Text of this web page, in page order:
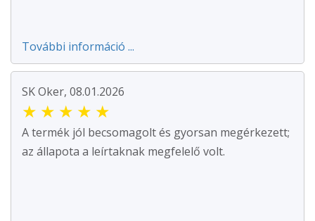
További információ ...
SK Oker, 08.01.2026
★ ★ ★ ★ ★
A termék jól becsomagolt és gyorsan megérkezett;
az állapota a leírtaknak megfelelő volt.